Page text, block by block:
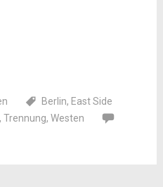
Berlin, East Side
, Trennung, Westen